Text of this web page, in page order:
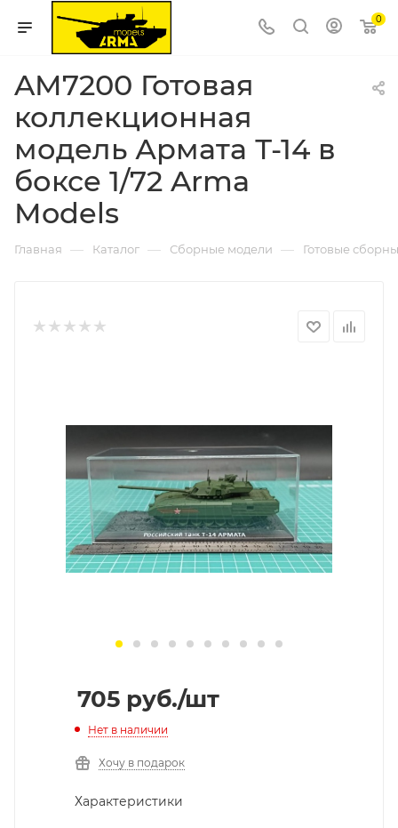
0
AM7200 Готовая
коллекционная
модель Армата Т-14 в
боксе 1/72 Arma
Models
Главная — Каталог — Сборные модели — Готовые
705 руб./шт
Нет в наличии
Хочу в подарок
Характеристики